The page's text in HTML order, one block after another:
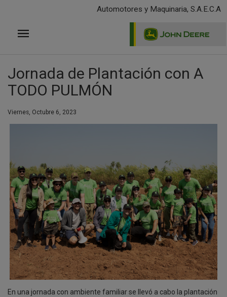
principal
Automotores y Maquinaria, S.A.E.C.A
Jornada de Plantación con A
TODO PULMÓN
Viernes, Octubre 6, 2023
En una jornada con ambiente familiar se llevó a cabo la plantación